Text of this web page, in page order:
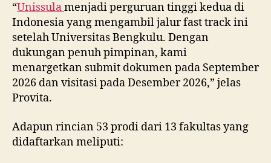
“Unissulamenjadi perguruan tinggi kedua di
Indonesia yang mengambil jalur fast track ini
setelah Universitas Bengkulu. Dengan
dukungan penuh pimpinan, kami
menargetkan submit dokumen pada September
2026 dan visitasi pada Desember 2026,” jelas
Provita.
Adapun rincian 53 prodi dari 13 fakultas yang
didaftarkan meliputi: